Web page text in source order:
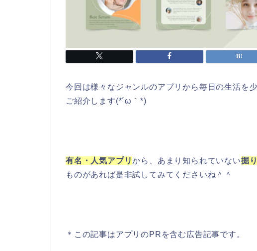
今回は様々なジャンルのアプリから毎日の生活を
ご紹介します(*´ω｀*)
有名・人気アプリから、あまり知られていない掘
ものがあれば是非試してみてくださいね＾＾
＊この記事はアプリのPRを含む広告記事です。